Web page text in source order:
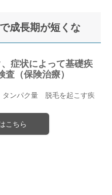
成長期が短くな
症状によって基礎疾
（保険治療）
ンパク量 脱毛を起こす疾
こちら